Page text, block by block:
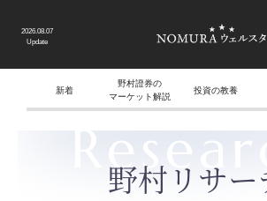
2026.08.07
Update
新着
野村證券の
マーケット解説
投資の教養
野村リサー